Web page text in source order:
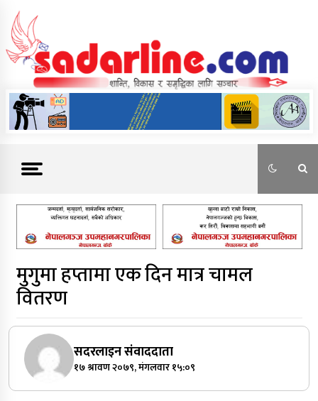
content
News For Nepal
मुगुमा हप्तामा एक दिन मात्र चामल
वितरण
सदरलाइन संवाददाता
१७ श्रावण २०७९, मंगलवार १५:०९